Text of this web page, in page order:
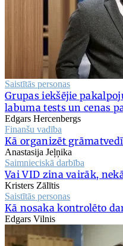
Saistītās personas
Grupas iekšējie
labuma tests un cenas
Edgars Hercenbergs
Finanšu vadība
Kā organizēt
Anastasija Jeļņika
Saimnieciskā darbība
Vai VID zina vairāk,
Kristers Zālītis
Saistītās personas
Kā nosaka kontrolēto
Edgars Vilnis